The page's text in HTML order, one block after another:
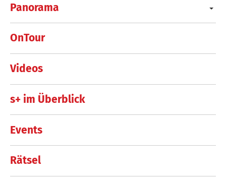
Panorama
OnTour
Videos
s+ im Überblick
Events
Rätsel